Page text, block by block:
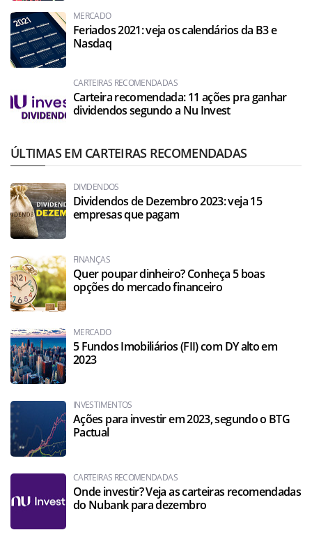
MERCADO
Feriados 2021: veja os calendários da B3 e
Nasdaq
CARTEIRAS RECOMENDADAS
Carteira recomendada: 11 ações pra ganhar
dividendos segundo a Nu Invest
ÚLTIMAS EM CARTEIRAS RECOMENDADAS
DIVIDENDOS
Dividendos de Dezembro 2023: veja 15
empresas que pagam
FINANÇAS
Quer poupar dinheiro? Conheça 5 boas
opções do mercado financeiro
MERCADO
5 Fundos Imobiliários (FII) com DY alto em
2023
INVESTIMENTOS
Ações para investir em 2023, segundo o BTG
Pactual
CARTEIRAS RECOMENDADAS
Onde investir? Veja as carteiras recomendadas
do Nubank para dezembro